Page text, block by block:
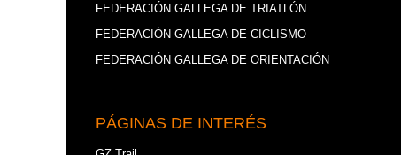
FEDERACIÓN GALLEGA DE TRIATLÓN
FEDERACIÓN GALLEGA DE CICLISMO
FEDERACIÓN GALLEGA DE ORIENTACIÓN
PÁGINAS DE INTERÉS